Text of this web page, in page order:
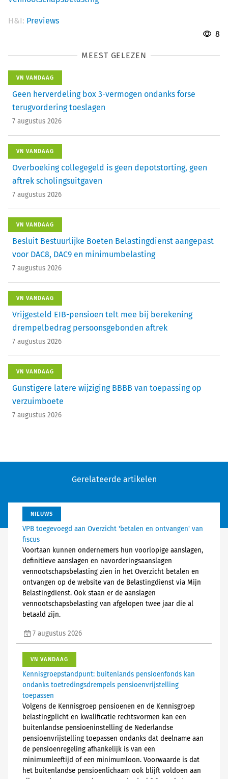
H&I: Previews
8
MEEST GELEZEN
VN VANDAAG
Geen herverdeling box 3-vermogen ondanks forse
terugvordering toeslagen
7 augustus 2026
VN VANDAAG
Overboeking collegegeld is geen depotstorting, geen
aftrek scholingsuitgaven
7 augustus 2026
VN VANDAAG
Besluit Bestuurlijke Boeten Belastingdienst aangepast
voor DAC8, DAC9 en minimumbelasting
7 augustus 2026
VN VANDAAG
Vrijgesteld EIB-pensioen telt mee bij berekening
drempelbedrag persoonsgebonden aftrek
7 augustus 2026
VN VANDAAG
Gunstigere latere wijziging BBBB van toepassing op
verzuimboete
7 augustus 2026
Gerelateerde artikelen
NIEUWS
VPB toegevoegd aan Overzicht 'betalen en ontvangen' van
fiscus
Voortaan kunnen ondernemers hun voorlopige aanslagen,
definitieve aanslagen en navorderingsaanslagen
vennootschapsbelasting zien in het Overzicht betalen en
ontvangen op de website van de Belastingdienst via Mijn
Belastingdienst. Ook staan er de aanslagen
vennootschapsbelasting van afgelopen twee jaar die al
betaald zijn.
7 augustus 2026
VN VANDAAG
Kennisgroepstandpunt: buitenlands pensioenfonds kan
ondanks toetredingsdrempels pensioenvrijstelling
toepassen
Volgens de Kennisgroep pensioenen en de Kennisgroep
belastingplicht en kwalificatie rechtsvormen kan een
buitenlandse pensioeninstelling de Nederlandse
pensioenvrijstelling toepassen ondanks dat deelname aan
de pensioenregeling afhankelijk is van een
minimumleeftijd of een minimumloon. Voorwaarde is dat
het buitenlandse pensioenlichaam ook blijft voldoen aan